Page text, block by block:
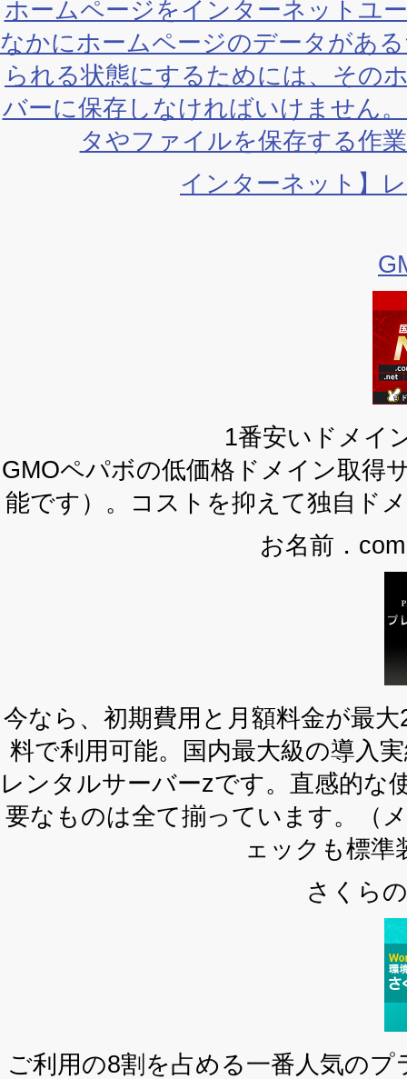
ホームページをインターネットユ
なかにホームページのデータがあ
られる状態にするためには、その
バーに保存しなければいけません
タやファイルを保存する作
インターネット】
1番安いドメイ
GMOペパボの低価格ドメイン取得
能です）。コストを抑えて独自ド
お名前．
今なら、初期費用と月額料金が最
料で利用可能。国内最大級の導入
レンタルサーバーzです。直感的な
要なものは全て揃っています。（
ェックも標準
さくら
ご利用の8割を占める一番人気の